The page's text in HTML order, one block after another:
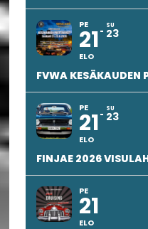
PE
21
ELO
SU
23
FVWA KESÄKAUDEN
PE
21
ELO
SU
23
FINJAE 2026
PE
21
ELO